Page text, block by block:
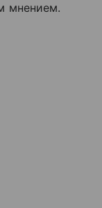
мнением.